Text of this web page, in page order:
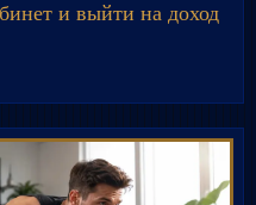
и выйти на доход